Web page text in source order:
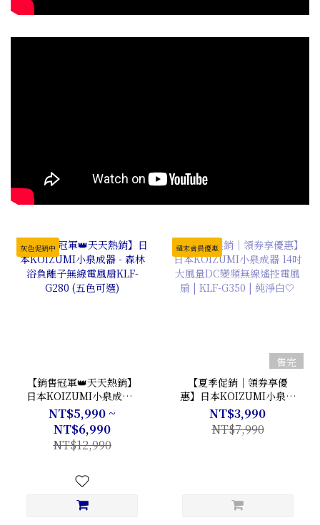
灰色促銷中
【銷售冠軍👑天天熱銷】
日本KOIZUMI小泉成器 -
森林浴負離子無線電風扇
KLF-G280 (五色可選)
NT$5,990 ~
NT$6,990
NT$12,990
週末會員優惠
售完
【夏季促銷｜領券享優
惠】日本KOIZUMI小泉成
器 14吋大風量DC變頻無
線遙控電風扇 | KLF-G350
| 純淨白🤍
NT$3,990
NT$7,990